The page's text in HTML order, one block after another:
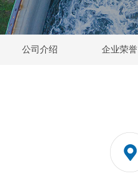
公司介绍 企业荣誉